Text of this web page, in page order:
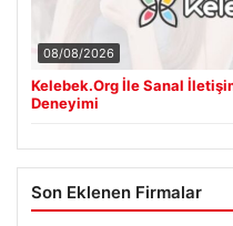
08/08/2026
Kelebek.Org İle Sanal
Deneyimi
Son Eklenen Firmalar